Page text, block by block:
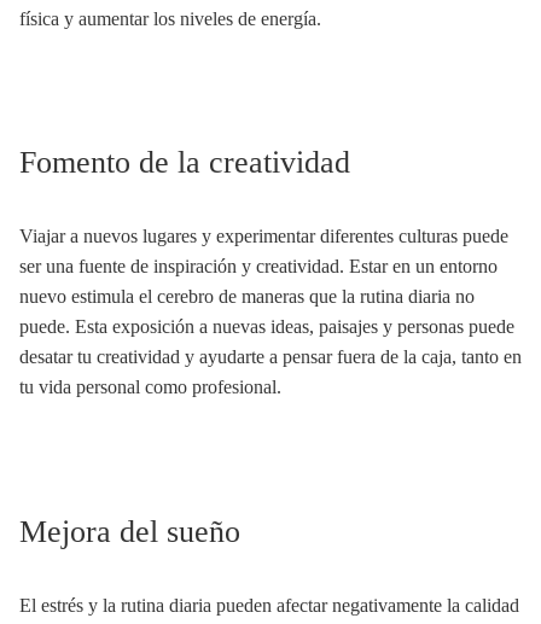
física y aumentar los niveles de energía.
Fomento de la creatividad
Viajar a nuevos lugares y experimentar diferentes culturas puede
ser una fuente de inspiración y creatividad. Estar en un entorno
nuevo estimula el cerebro de maneras que la rutina diaria no
puede. Esta exposición a nuevas ideas, paisajes y personas puede
desatar tu creatividad y ayudarte a pensar fuera de la caja, tanto en
tu vida personal como profesional.
Mejora del sueño
El estrés y la rutina diaria pueden afectar negativamente la calidad